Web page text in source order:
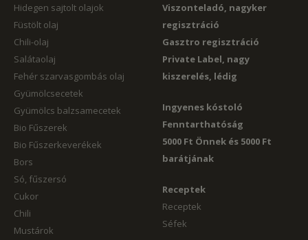
Hidegen sajtolt olajok
Füstölt olaj
Chili-olaj
Salátaolaj
Fehér szarvasgombás olaj
Gyümölcsecetek
Gyümölcs balzsamecetek
Bio Fűszerek
Bio Fűszerkeverékek
Bors
Só, fűszersó
Cukor
Chili
Mustárok
Viszonteladó, nagyker
regisztráció
Gasztro regisztráció
Private Label, nagy
kiszerelés, lédig
Ingyenes kóstoló
Fenntarthatóság
5000 Ft Önnek és 5000 Ft
barátjának
Receptek
Receptek
Séfek